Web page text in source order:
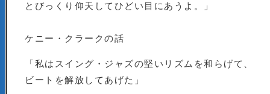
とびっくり仰天してひどい目にあうよ。」
ケニー・クラークの話
「私はスイング・ジャズの堅いリズムを和らげて、
ビートを解放してあげた」